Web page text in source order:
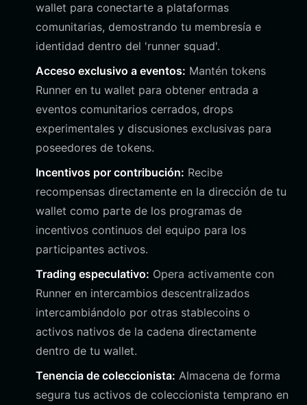
wallet para conectarte a plataformas
comunitarias, demostrando tu membresía e
identidad dentro del 'runner squad'.
Acceso exclusivo a eventos: Mantén tokens
Runner en tu wallet para obtener entrada a
eventos comunitarios cerrados, drops
experimentales y discusiones exclusivas para
poseedores de tokens.
Incentivos por contribución: Recibe
recompensas directamente en la dirección de tu
wallet como parte de los programas de
incentivos continuos del equipo para los
participantes activos.
Trading especulativo: Opera activamente con
Runner en intercambios descentralizados
intercambiándolo por otras stablecoins o
activos nativos de la cadena directamente
dentro de tu wallet.
Tenencia de coleccionista: Almacena de forma
segura tus activos de coleccionista temprano en